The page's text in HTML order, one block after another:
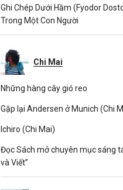
Ghi Chép Dưới Hầm (Fyodor
Trong Một Con Người
Chi Mai
Những hàng cây gió reo
Gặp lại Andersen ở Munich (Chi
Ichiro (Chi Mai)
Đọc Sách mở chuyên mục sáng
và Viết”